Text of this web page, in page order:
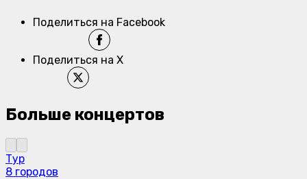
Поделиться на Facebook
Поделиться на X
Больше концертов
Тур
8 городов